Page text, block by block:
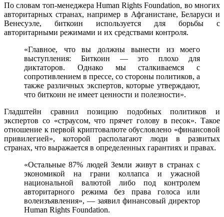
По словам топ-менеджера Human Rights Foundation, во многих
авторитарных странах, например в Афганистане, Беларуси и
Венесуэле, биткоин используется для борьбы с
авторитарными режимами и их средствами контроля.
«Главное, что вы должны вынести из моего
выступления: Биткоин — это плохо для
диктаторов. Однако мы сталкиваемся с
сопротивлением в прессе, со стороны политиков, а
также различных экспертов, которые утверждают,
что биткоин не имеет ценности и полезности».
Гладштейн сравнил позицию подобных политиков и
экспертов со «страусом, что прячет голову в песок». Такое
отношение к первой криптовалюте обусловлено «финансовой
привилегией», которой располагают люди в развитых
странах, что выражается в определенных гарантиях и правах.
«Остальные 87% людей Земли живут в странах с
экономикой на грани коллапса и ужасной
национальной валютой либо под контролем
авторитарного режима без права голоса или
волеизъявления», — заявил финансовый директор
Human Rights Foundation.